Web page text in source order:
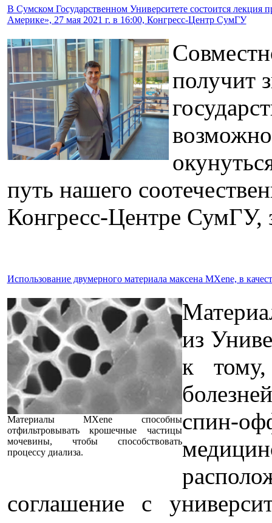
В Сумском Государственном Университете состоится
Америке», 27 мая 2021 г. в 16:00, Конгресс-Центр СумГУ
получит
путь нашего
Конгресс-Центре СумГУ,
Использование двумерного материала максена MXene, в
Материалы MXene способны
отфильтровывать крошечные частицы
мочевины, чтобы способствовать
процессу диализа.
из
к
спин-
соглашение с